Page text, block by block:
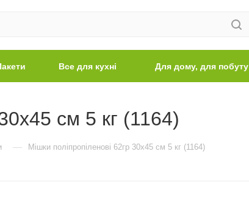
Все для кухні Для дому, для побуту
см 5 кг (1164)
— Мішки поліпропіленові 62гр 30х45 см 5 кг (1164)